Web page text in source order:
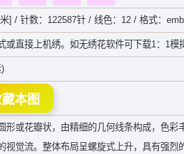
] / 针数：122587针 / 线色：12 / 格式：
直接上机绣。如无绣花软件可下载1：1模
本图
形或花瓣状，由精细的几何线条构成，色
觉流。整体布局呈螺旋式上升，具有强